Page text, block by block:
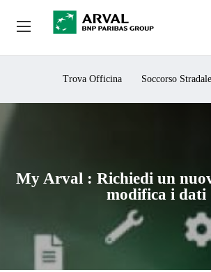
Salta al contenuto principale
Trova Officina Soccorso Stradale
My Arval : Richiedi un
modifica i dati
Noleggio Privati
Soluzioni Per L’usato
Assistenza Clienti